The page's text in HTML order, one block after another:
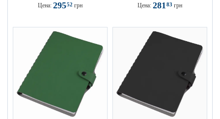
Цена: 29552 грн Цена: 28183 грн